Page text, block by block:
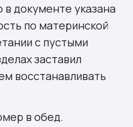
в документе указана
по материнской
с пустыми
заставил
восстанавливать
в обед.